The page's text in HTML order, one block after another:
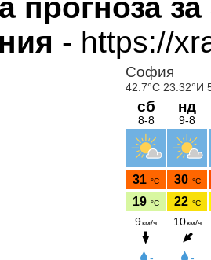
прогноза
- https://